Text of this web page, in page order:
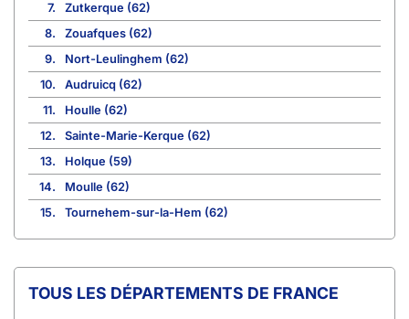
7.
Zutkerque (62)
8.
Zouafques (62)
9.
Nort-Leulinghem (62)
10.
Audruicq (62)
11.
Houlle (62)
12.
Sainte-Marie-Kerque (62)
13.
Holque (59)
14.
Moulle (62)
15.
Tournehem-sur-la-Hem (62)
TOUS LES DÉPARTEMENTS DE FRANCE